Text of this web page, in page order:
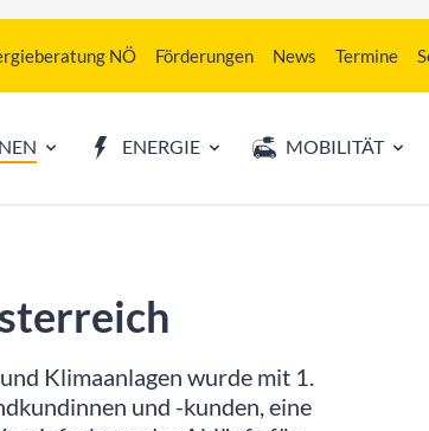
Klimaanlagen wurde mit 1.
und -kunden, eine
der Abläufe für